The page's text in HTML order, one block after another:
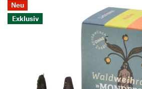
Neu
Exklusiv